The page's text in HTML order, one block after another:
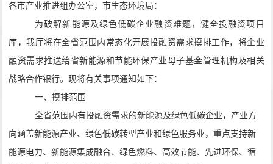
各市产业推进组办公室，市生态环境局：
为破解新能源及绿色低碳企业融资难题， 健全投融资项目
库，我厅将在全省范围内常态化开展投融资需求摸排工作， 将企业
融资需求推送给省新能源和节能环保产业母子基金管理机构及相关
战略合作银行。现将有关事项通知如下：
一、摸排范围
全省范围内有投融资需求的新能源及绿色低碳企业， 产业方
向涵盖新能源产业、绿色低碳转型产业和绿色服务业，重点支持新
能源电力、新能源集成融合、绿色燃料、高效节能、先进环保、循